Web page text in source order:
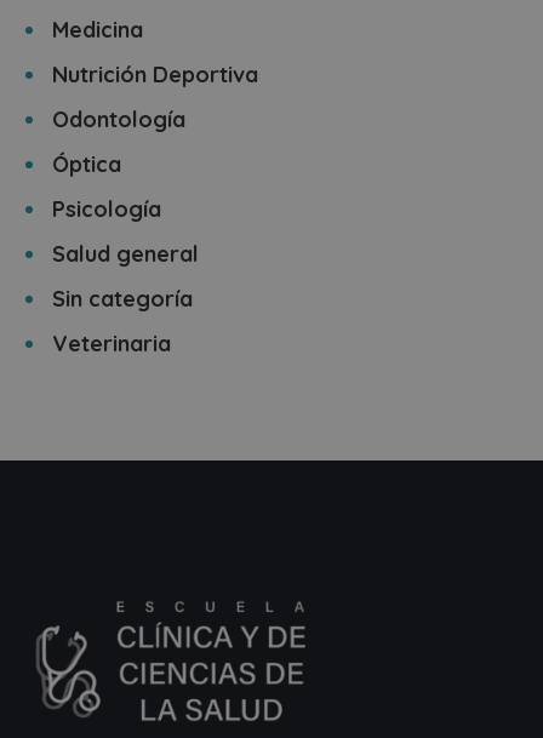
Medicina
Nutrición Deportiva
Odontología
Óptica
Psicología
Salud general
Sin categoría
Veterinaria